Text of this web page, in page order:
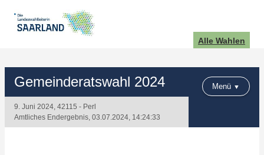
Alle Wahlen
Gemeinderatswahl 2024
9. Juni 2024, 42115 - Perl
Amtliches Endergebnis, 03.07.2024, 14:24:33
Menü